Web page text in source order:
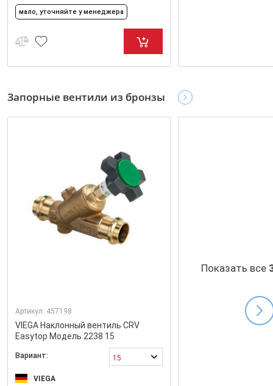
мало, уточняйте у менеджера
Запорные вентили из бронзы
Артикул: 457198
VIEGA Наклонный вентиль CRV
Easytop Модель 2238 15
Вариант: 15
VIEGA
Показать все